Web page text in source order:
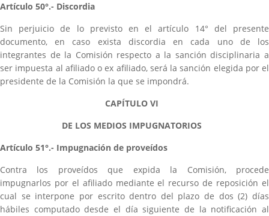
Artículo 50°.- Discordia
Sin perjuicio de lo previsto en el artículo 14° del presente
documento, en caso exista discordia en cada uno de los
integrantes de la Comisión respecto a la sanción disciplinaria a
ser impuesta al afiliado o ex afiliado, será la sanción elegida por el
presidente de la Comisión la que se impondrá.
CAPÍTULO VI
DE LOS MEDIOS IMPUGNATORIOS
Artículo 51°.- Impugnación de proveídos
Contra los proveídos que expida la Comisión, procede
impugnarlos por el afiliado mediante el recurso de reposición el
cual se interpone por escrito dentro del plazo de dos (2) días
hábiles computado desde el día siguiente de la notificación al